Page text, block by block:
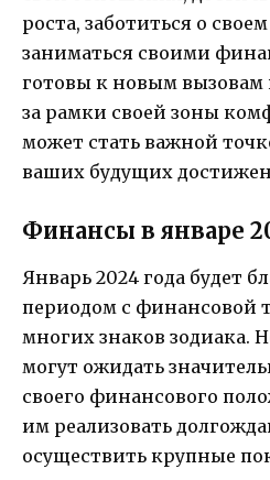
роста, заботиться о
заниматься своими
готовы к новым вызовам
за рамки своей зоны
может стать важной
ваших будущих
Финансы в январе
Январь 2024 года будет
периодом с финансовой
многих знаков зодиака.
могут ожидать
своего финансового
им реализовать
осуществить крупные